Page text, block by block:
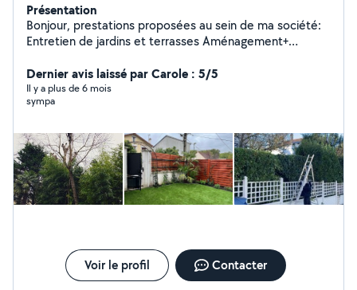
Présentation
Bonjour, prestations proposées au sein de ma société:
Entretien de jardins et terrasses Aménagement+
votre disposition pour tout compléments d'informations
Dernier avis laissé par Carole : 5/5
Il y a plus de 6 mois
sympa
Voir le profil Contacter